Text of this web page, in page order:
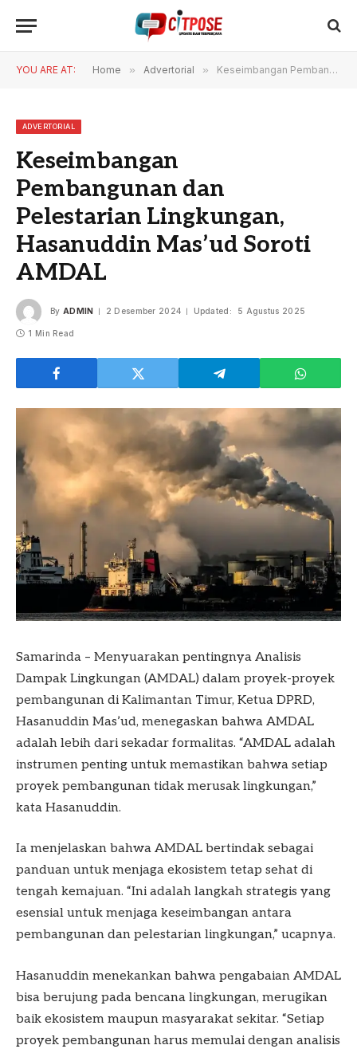
YOU ARE AT: Home » Advertorial » Keseimbangan Pembangunan dan Pelestarian Lingkungan, Hasanuddin Mas’ud Soroti AMDAL
ADVERTORIAL
Keseimbangan
Pembangunan dan
Pelestarian Lingkungan,
Hasanuddin Mas’ud Soroti
AMDAL
By ADMIN 2 Desember 2024 Updated: 5 Agustus 2025
1 Min Read
Samarinda – Menyuarakan pentingnya Analisis
Dampak Lingkungan (AMDAL) dalam proyek-proyek
pembangunan di Kalimantan Timur, Ketua DPRD,
Hasanuddin Mas’ud, menegaskan bahwa AMDAL
adalah lebih dari sekadar formalitas. “AMDAL adalah
instrumen penting untuk memastikan bahwa setiap
proyek pembangunan tidak merusak lingkungan,”
kata Hasanuddin.
Ia menjelaskan bahwa AMDAL bertindak sebagai
panduan untuk menjaga ekosistem tetap sehat di
tengah kemajuan. “Ini adalah langkah strategis yang
esensial untuk menjaga keseimbangan antara
pembangunan dan pelestarian lingkungan,” ucapnya.
Hasanuddin menekankan bahwa pengabaian AMDAL
bisa berujung pada bencana lingkungan, merugikan
baik ekosistem maupun masyarakat sekitar. “Setiap
proyek pembangunan harus memulai dengan analisis